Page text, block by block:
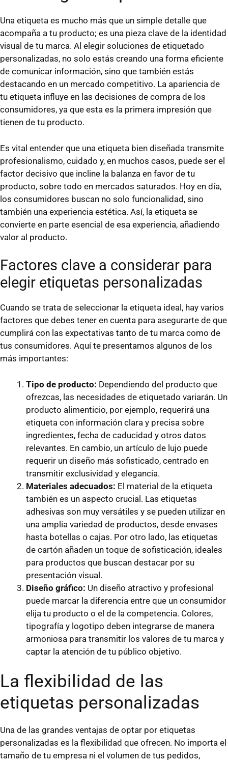
Una etiqueta es mucho más que un simple detalle que
acompaña a tu producto; es una pieza clave de la identidad
visual de tu marca. Al elegir soluciones de etiquetado
personalizadas, no solo estás creando una forma eficiente
de comunicar información, sino que también estás
destacando en un mercado competitivo. La apariencia de
tu etiqueta influye en las decisiones de compra de los
consumidores, ya que esta es la primera impresión que
tienen de tu producto.
Es vital entender que una etiqueta bien diseñada transmite
profesionalismo, cuidado y, en muchos casos, puede ser el
factor decisivo que incline la balanza en favor de tu
producto, sobre todo en mercados saturados. Hoy en día,
los consumidores buscan no solo funcionalidad, sino
también una experiencia estética. Así, la etiqueta se
convierte en parte esencial de esa experiencia, añadiendo
valor al producto.
Factores clave a considerar para
elegir etiquetas personalizadas
Cuando se trata de seleccionar la etiqueta ideal, hay varios
factores que debes tener en cuenta para asegurarte de que
cumplirá con las expectativas tanto de tu marca como de
tus consumidores. Aquí te presentamos algunos de los
más importantes:
Tipo de producto: Dependiendo del producto que
ofrezcas, las necesidades de etiquetado variarán. Un
producto alimenticio, por ejemplo, requerirá una
etiqueta con información clara y precisa sobre
ingredientes, fecha de caducidad y otros datos
relevantes. En cambio, un artículo de lujo puede
requerir un diseño más sofisticado, centrado en
transmitir exclusividad y elegancia.
Materiales adecuados: El material de la etiqueta
también es un aspecto crucial. Las etiquetas
adhesivas son muy versátiles y se pueden utilizar en
una amplia variedad de productos, desde envases
hasta botellas o cajas. Por otro lado, las etiquetas
de cartón añaden un toque de sofisticación, ideales
para productos que buscan destacar por su
presentación visual.
Diseño gráfico: Un diseño atractivo y profesional
puede marcar la diferencia entre que un consumidor
elija tu producto o el de la competencia. Colores,
tipografía y logotipo deben integrarse de manera
armoniosa para transmitir los valores de tu marca y
captar la atención de tu público objetivo.
La flexibilidad de las
etiquetas personalizadas
Una de las grandes ventajas de optar por etiquetas
personalizadas es la flexibilidad que ofrecen. No importa el
tamaño de tu empresa ni el volumen de tus pedidos,